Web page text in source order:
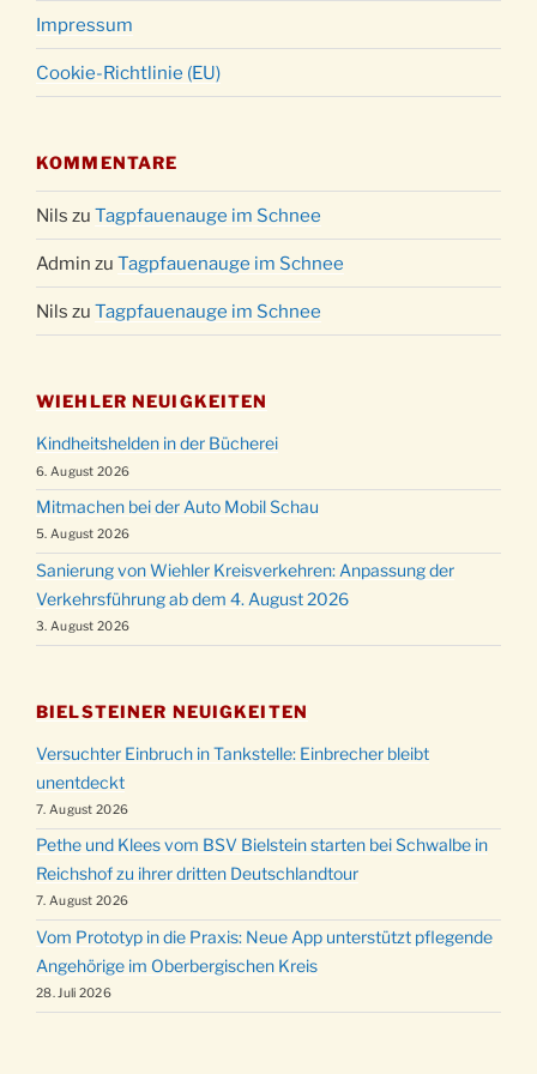
Impressum
Cookie-Richtlinie (EU)
KOMMENTARE
Nils zu Tagpfauenauge im Schnee
Admin zu Tagpfauenauge im Schnee
Nils zu Tagpfauenauge im Schnee
WIEHLER NEUIGKEITEN
Kindheitshelden in der Bücherei
6. August 2026
Mitmachen bei der Auto Mobil Schau
5. August 2026
Sanierung von Wiehler Kreisverkehren: Anpassung der
Verkehrsführung ab dem 4. August 2026
3. August 2026
BIELSTEINER NEUIGKEITEN
Versuchter Einbruch in Tankstelle: Einbrecher bleibt
unentdeckt
7. August 2026
Pethe und Klees vom BSV Bielstein starten bei Schwalbe in
Reichshof zu ihrer dritten Deutschlandtour
7. August 2026
Vom Prototyp in die Praxis: Neue App unterstützt pflegende
Angehörige im Oberbergischen Kreis
28. Juli 2026